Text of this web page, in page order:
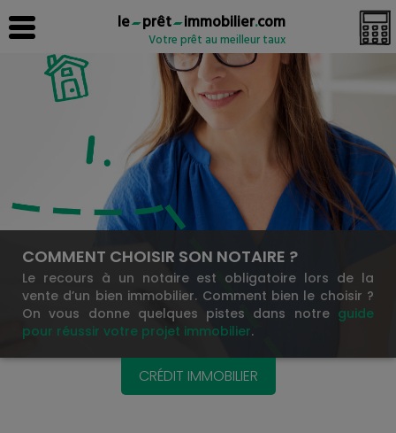
le prêt immobilier.com
Votre prêt au meilleur taux
COMMENT CHOISIR SON NOTAIRE ?
Le recours à un notaire est obligatoire lors de la
vente d’un bien immobilier. Comment bien le choisir ?
On vous donne quelques pistes dans notre guide
pour réussir votre projet immobilier.
CRÉDIT IMMOBILIER